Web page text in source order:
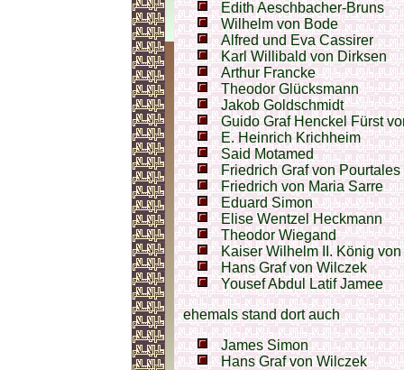
Edith Aeschbacher-Bruns
Wilhelm von Bode
Alfred und Eva Cassirer
Karl Willibald von Dirksen
Arthur Francke
Theodor Glücksmann
Jakob Goldschmidt
Guido Graf Henckel Fürst
E. Heinrich Krichheim
Said Motamed
Friedrich Graf von Pourtales
Friedrich von Maria Sarre
Eduard Simon
Elise Wentzel Heckmann
Theodor Wiegand
Kaiser Wilhelm II. König
Hans Graf von Wilczek
Yousef Abdul Latif Jamee
ehemals stand dort auch
James Simon
Hans Graf von Wilczek